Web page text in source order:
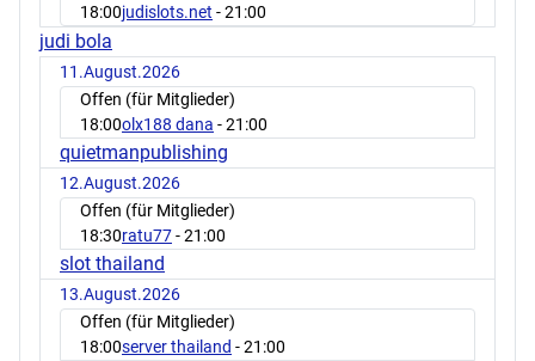
18:00judislots.net - 21:00
judi bola
11.August.2026
Offen (für Mitglieder)
18:00olx188 dana - 21:00
quietmanpublishing
12.August.2026
Offen (für Mitglieder)
18:30ratu77- 21:00
slot thailand
13.August.2026
Offen (für Mitglieder)
18:00server thailand - 21:00